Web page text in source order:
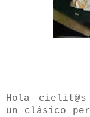
Hola
un clásico